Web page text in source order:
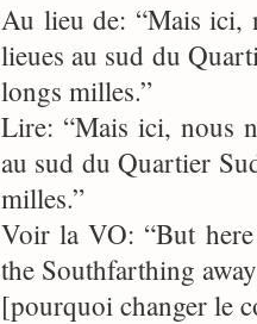
Au lieu de: “Mais ici,
lieues au sud du
longs milles.”
Lire: “Mais ici, nous
au sud du Quartier
milles.”
Voir la VO: “But
the Southfarthing
[pourquoi changer le